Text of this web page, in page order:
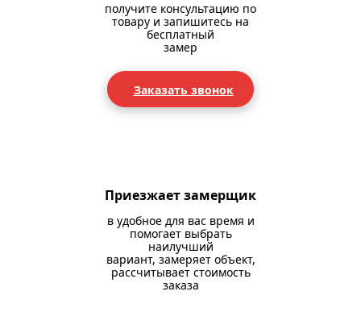
получите консультацию по
товару и запишитесь на
бесплатный
замер
Заказать звонок
Приезжает замерщик
в удобное для вас время и
помогает выбрать
наилучший
вариант, замеряет объект,
рассчитывает стоимость
заказа